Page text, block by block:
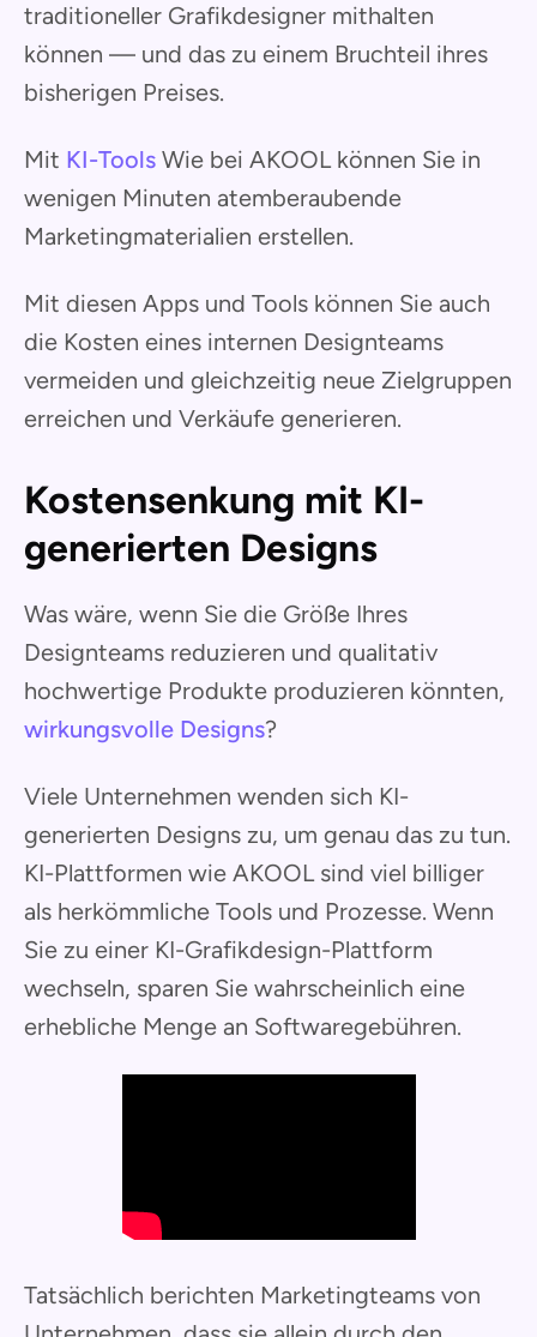
traditioneller Grafikdesigner mithalten
können — und das zu einem Bruchteil ihres
bisherigen Preises.
Mit KI-Tools Wie bei AKOOL können Sie in
wenigen Minuten atemberaubende
Marketingmaterialien erstellen.
Mit diesen Apps und Tools können Sie auch
die Kosten eines internen Designteams
vermeiden und gleichzeitig neue Zielgruppen
erreichen und Verkäufe generieren.
Kostensenkung mit KI-
generierten Designs
Was wäre, wenn Sie die Größe Ihres
Designteams reduzieren und qualitativ
hochwertige Produkte produzieren könnten,
wirkungsvolle Designs?
Viele Unternehmen wenden sich KI-
generierten Designs zu, um genau das zu tun.
KI-Plattformen wie AKOOL sind viel billiger
als herkömmliche Tools und Prozesse. Wenn
Sie zu einer KI-Grafikdesign-Plattform
wechseln, sparen Sie wahrscheinlich eine
erhebliche Menge an Softwaregebühren.
Tatsächlich berichten Marketingteams von